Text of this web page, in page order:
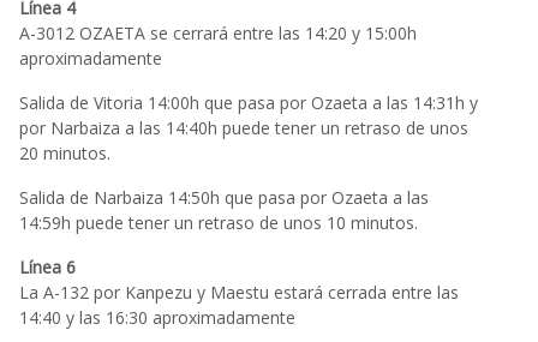
Línea 4
A-3012 OZAETA se cerrará entre las 14:20 y 15:00h
aproximadamente
Salida de Vitoria 14:00h que pasa por Ozaeta a las 14:31h y
por Narbaiza a las 14:40h puede tener un retraso de unos
20 minutos.
Salida de Narbaiza 14:50h que pasa por Ozaeta a las
14:59h puede tener un retraso de unos 10 minutos.
Línea 6
La A-132 por Kanpezu y Maestu estará cerrada entre las
14:40 y las 16:30 aproximadamente